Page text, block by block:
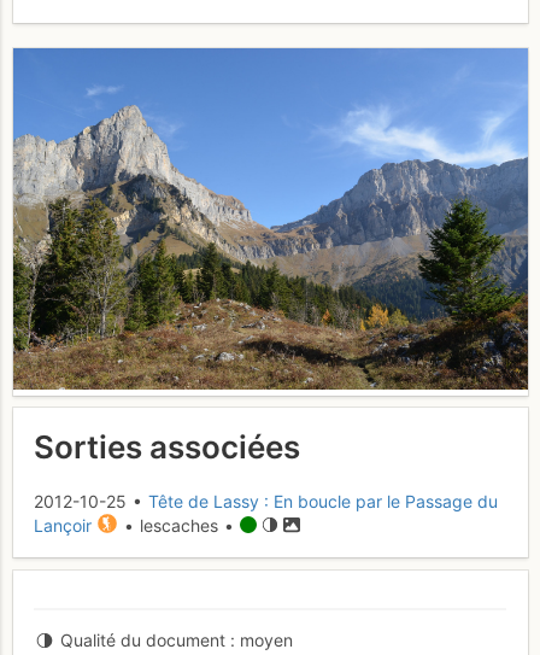
Sorties associées
2012-10-25 • Tête de Lassy : En boucle par le Passage du
Lançoir
• lescaches •
Qualité du document moyen